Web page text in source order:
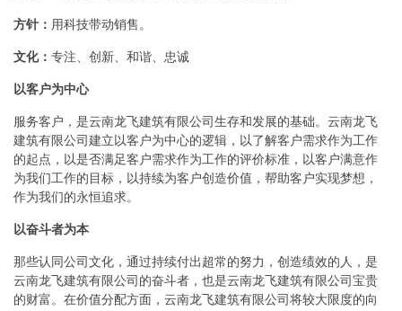
方针： 用科技带动销售。
文化： 专注、创新、和谐、忠诚
以客户为中心
服务客户，是云南龙飞建筑有限公司生存和发展的基础。云南龙飞
建筑有限公司建立以客户为中心的逻辑，以了解客户需求作为工作
的起点，以是否满足客户需求作为工作的评价标准，以客户满意作
为我们工作的目标，以持续为客户创造价值，帮助客户实现梦想，
作为我们的永恒追求。
以奋斗者为本
那些认同公司文化，通过持续付出超常的努力，创造绩效的人，是
云南龙飞建筑有限公司的奋斗者，也是云南龙飞建筑有限公司宝贵
的财富。在价值分配方面，云南龙飞建筑有限公司将较大限度的向